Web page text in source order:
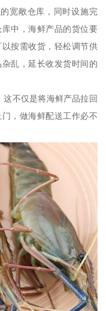
宽敞仓库，同时设施完
中，海鲜产品的货位要
按需收货，轻松调节供
乱，延长收发货时间的
不仅是将海鲜产品拉回
，做海鲜配送工作必不